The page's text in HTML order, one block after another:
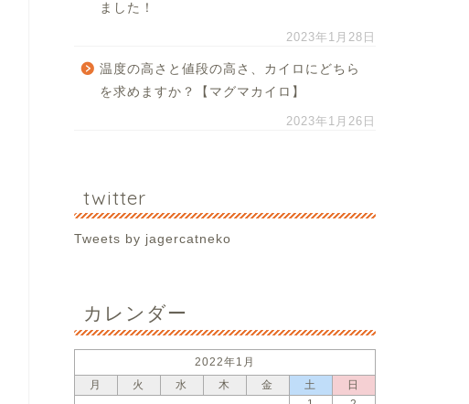
ました！
2023年1月28日
温度の高さと値段の高さ、カイロにどちら
を求めますか？【マグマカイロ】
2023年1月26日
twitter
Tweets by jagercatneko
カレンダー
2022年1月
月
火 水 木 金 土
日